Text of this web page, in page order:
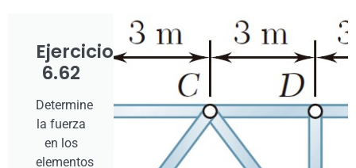
Ejercicio
6.62
Determine
la fuerza
en los
elementos